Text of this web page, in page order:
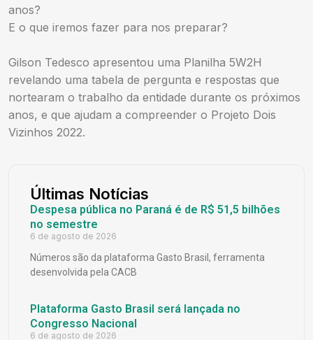
anos?
E o que iremos fazer para nos preparar?
Gilson Tedesco apresentou uma Planilha 5W2H
revelando uma tabela de pergunta e respostas que
nortearam o trabalho da entidade durante os próximos
anos, e que ajudam a compreender o Projeto Dois
Vizinhos 2022.
Últimas Notícias
Despesa pública no Paraná é de R$ 51,5 bilhões
no semestre
6 de agosto de 2026
Números são da plataforma Gasto Brasil, ferramenta
desenvolvida pela CACB
Plataforma Gasto Brasil será lançada no
Congresso Nacional
6 de agosto de 2026